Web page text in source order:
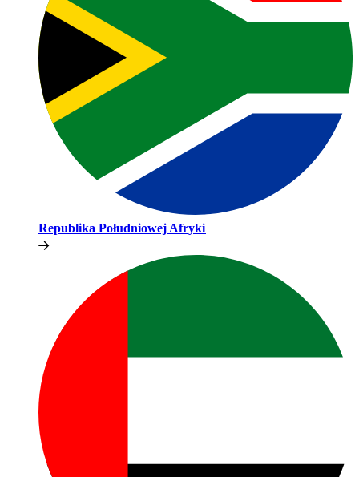
Republika Południowej Afryki​​